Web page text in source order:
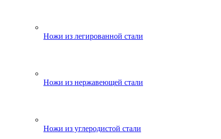
Ножи из легированной стали
Ножи из нержавеющей стали
Ножи из углеродистой стали